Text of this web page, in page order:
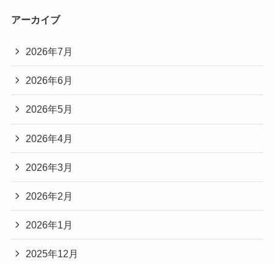
アーカイブ
2026年7月
2026年6月
2026年5月
2026年4月
2026年3月
2026年2月
2026年1月
2025年12月